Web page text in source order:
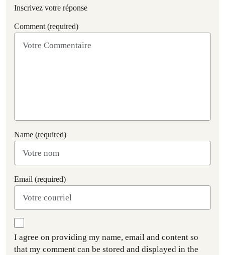
Inscrivez votre réponse
Comment (required)
Name (required)
Email (required)
I agree on providing my name, email and content so
that my comment can be stored and displayed in the